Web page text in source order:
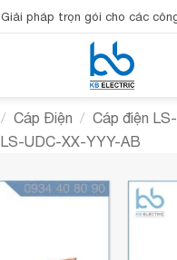
Giải pháp trọn gói cho các
/ Cáp Điện / Cáp điện
LS-UDC-XX-YYY-AB